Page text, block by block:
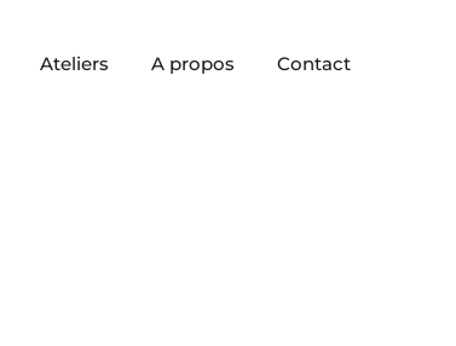
Ateliers A propos Contact